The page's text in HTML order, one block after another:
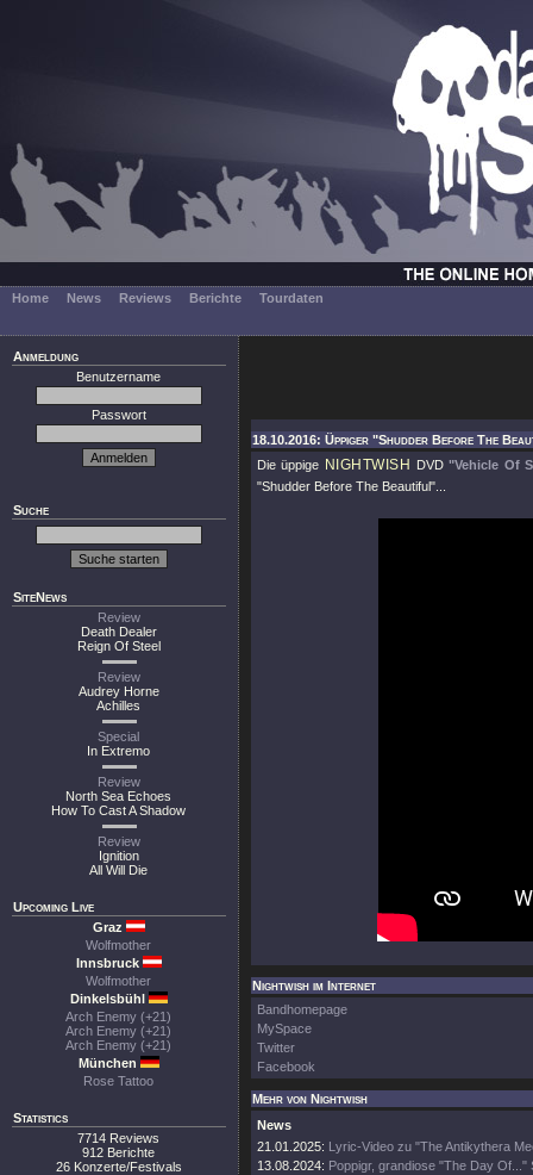
Home News Reviews Berichte Tourdaten
Anmeldung
Benutzername
Passwort
Suche
SiteNews
Review
Death Dealer
Reign Of Steel
Review
Audrey Horne
Achilles
Special
In Extremo
Review
North Sea Echoes
How To Cast A Shadow
Review
Ignition
All Will Die
Upcoming Live
Graz
Wolfmother
Innsbruck
Wolfmother
Dinkelsbühl
Arch Enemy (+21)
Arch Enemy (+21)
Arch Enemy (+21)
München
Rose Tattoo
Statistics
7714 Reviews
912 Berichte
26 Konzerte/Festivals
18.10.2016: Üppiger "Shudder Before The
Die üppige NIGHTWISH DVD"Vehicle Of
"Shudder Before The Beautiful"...
Nightwish im Internet
Bandhomepage
MySpace
Twitter
Facebook
Mehr von Nightwish
News
21.01.2025: Lyric-Video zu "The Antikythera
13.08.2024: Poppigr, grandiose "The Day Of..."